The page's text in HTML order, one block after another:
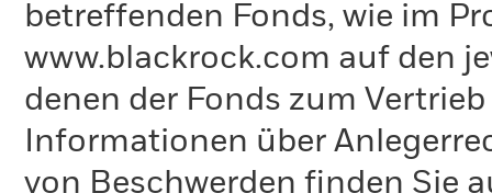
betreffenden Fonds, wie im
www.blackrock.com auf den
denen der Fonds zum
Informationen über
von Beschwerden finden Sie